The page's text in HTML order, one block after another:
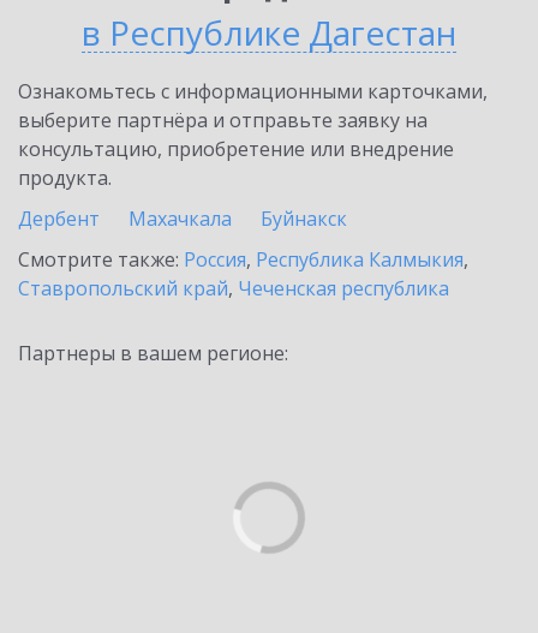
в Республике Дагестан
Ознакомьтесь с информационными карточками,
выберите партнёра и отправьте заявку на
консультацию, приобретение или внедрение
продукта.
Дербент
Махачкала
Буйнакск
Смотрите также: Россия, Республика Калмыкия,
Ставропольский край, Чеченская республика
Партнеры в вашем регионе: